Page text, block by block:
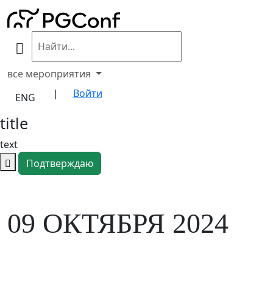
все мероприятия
ENG
| Войти
title
text
Подтверждаю
09 ОКТЯБРЯ 2024